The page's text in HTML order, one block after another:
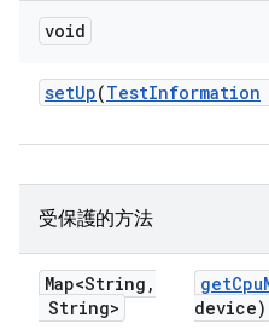
void
setUp(TestInformation
受保護的方法
Map<String ,
String>
getCpu
device)